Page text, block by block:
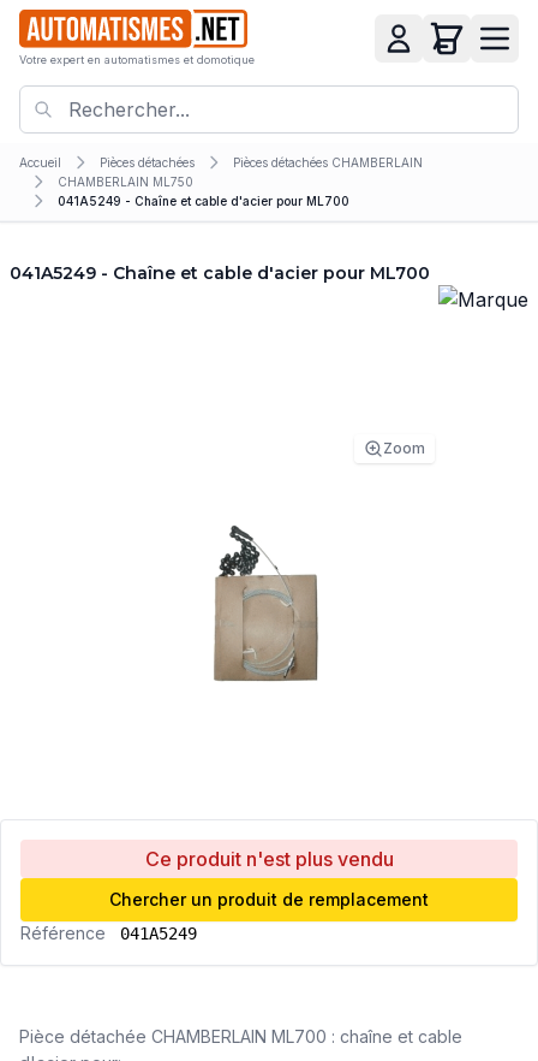
Votre expert en automatismes et domotique
Accueil Pièces détachées
Pièces détachées CHAMBERLAIN
CHAMBERLAIN ML750
041A5249 - Chaîne et cable d'acier pour ML700
041A5249 - Chaîne et cable d'acier pour ML700
Zoom
Ce produit n'est plus vendu
Chercher un produit de remplacement
Référence
041A5249
Pièce détachée CHAMBERLAIN ML700 : chaîne et cable